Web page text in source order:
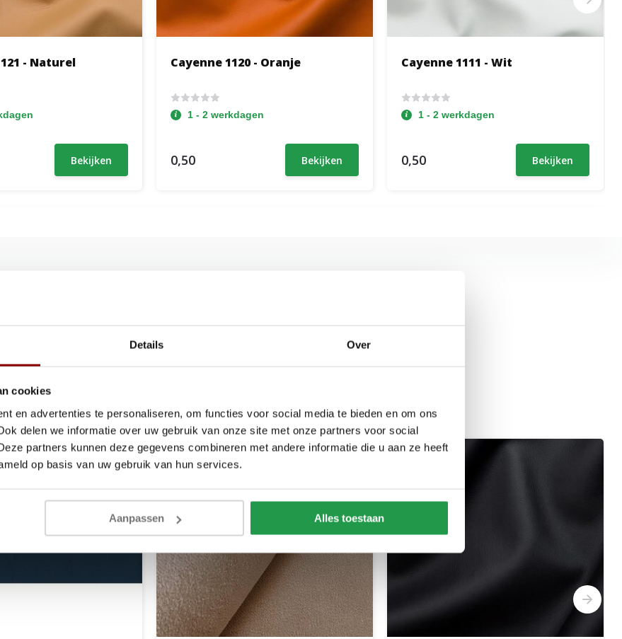
Details Over
cookies
en advertenties te personaliseren, om functies voor social media te bieden en om ons
delen we informatie over uw gebruik van onze site met onze partners voor social
partners kunnen deze gegevens combineren met andere informatie die u aan ze heeft
op basis van uw gebruik van hun services.
Aanpassen Alles toestaan
- Naturel
Bekijken
Cayenne 1120 - Oranje
1 - 2 werkdagen
0,50 Bekijken
Cayenne 1111 - Wit
1 - 2 werkdagen
0,50 Bekijken
van echt leer. Deze
Bovendien is deze
prijs.